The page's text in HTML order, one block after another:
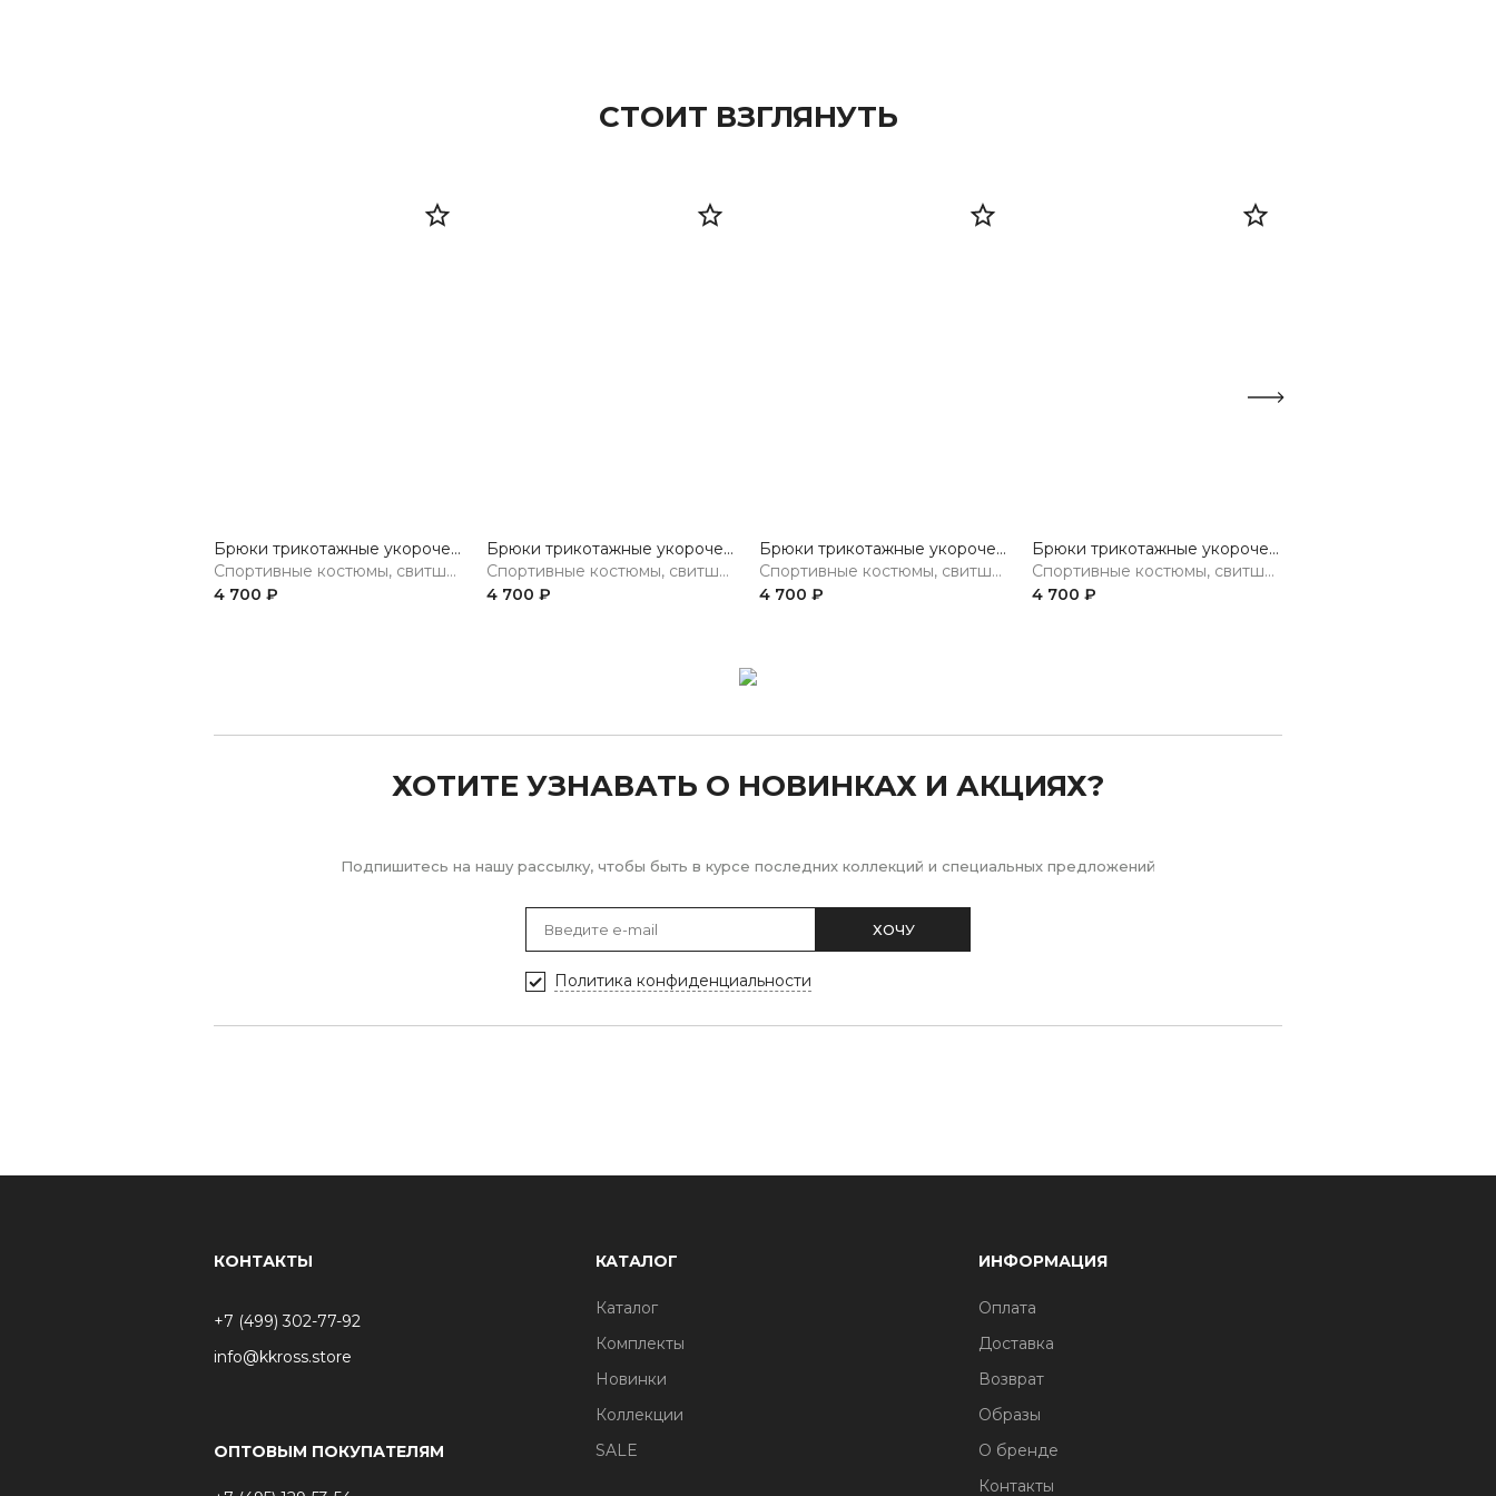
СТОИТ ВЗГЛЯНУТЬ
Брюки трикотажные укороченные
Спортивные костюмы, свитшоты, худи, брюки
4 700 ₽
Брюки трикотажные укороченные
Спортивные костюмы, свитшоты, худи, брюки
4 700 ₽
Брюки трикотажные укороченные
Спортивные костюмы, свитшоты, худи, брюки
4 700 ₽
Брюки трикотажные укороченные
Спортивные костюмы, свитшоты, худи, брюки
4 700 ₽
ХОТИТЕ УЗНАВАТЬ О НОВИНКАХ И АКЦИЯХ?
Подпишитесь на нашу рассылку, чтобы быть в курсе последних коллекций и специальных предложений
ХОЧУ
Политика конфиденциальности
КОНТАКТЫ
+7 (499) 302-77-92
info@kkross.store
ОПТОВЫМ ПОКУПАТЕЛЯМ
КАТАЛОГ
Каталог
Комплекты
Новинки
Коллекции
SALE
ИНФОРМАЦИЯ
Оплата
Доставка
Возврат
Образы
О бренде
Контакты